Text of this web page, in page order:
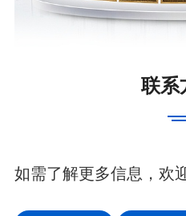
联系
如需了解更多信息，欢